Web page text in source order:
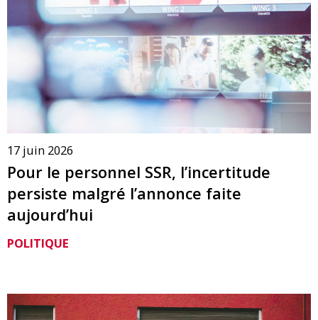
17 juin 2026
Pour le personnel SSR, l’incertitude
persiste malgré l’annonce faite
aujourd’hui
POLITIQUE